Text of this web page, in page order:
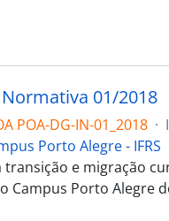
01/2018
POA-DG-IN-01_2018 ·
Porto Alegre - IFRS
transição e migração
Campus Porto Alegre